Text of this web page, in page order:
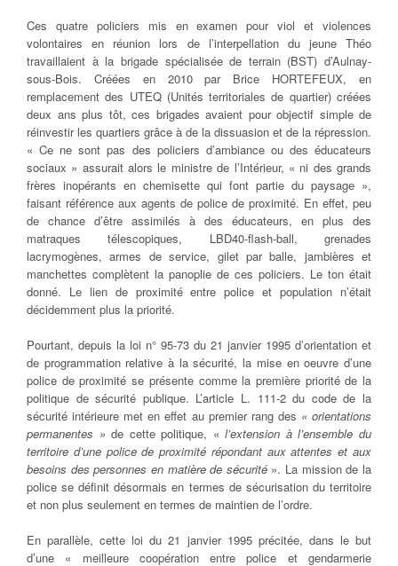
Ces quatre policiers mis en examen pour viol et violences
volontaires en réunion lors de l’interpellation du jeune Théo
travaillaient à la brigade spécialisée de terrain (BST) d’Aulnay-
sous-Bois. Créées en 2010 par Brice HORTEFEUX, en
remplacement des UTEQ (Unités territoriales de quartier) créées
deux ans plus tôt, ces brigades avaient pour objectif simple de
réinvestir les quartiers grâce à de la dissuasion et de la répression.
« Ce ne sont pas des policiers d’ambiance ou des éducateurs
sociaux » assurait alors le ministre de l’Intérieur, « ni des grands
frères inopérants en chemisette qui font partie du paysage »,
faisant référence aux agents de police de proximité. En effet, peu
de chance d’être assimilés à des éducateurs, en plus des
matraques télescopiques, LBD40-flash-ball, grenades
lacrymogènes, armes de service, gilet par balle, jambières et
manchettes complètent la panoplie de ces policiers. Le ton était
donné. Le lien de proximité entre police et population n’était
décidemment plus la priorité.
Pourtant, depuis la loi n° 95-73 du 21 janvier 1995 d’orientation et
de programmation relative à la sécurité, la mise en oeuvre d’une
police de proximité se présente comme la première priorité de la
politique de sécurité publique. L’article L. 111-2 du code de la
sécurité intérieure met en effet au premier rang des « orientations
permanentes » de cette politique, «l’extension à l’ensemble du
territoire d’une police de proximité répondant aux attentes et aux
besoins des personnes en matière de sécurité». La mission de la
police se définit désormais en termes de sécurisation du territoire
et non plus seulement en termes de maintien de l’ordre.
En parallèle, cette loi du 21 janvier 1995 précitée, dans le but
d’une « meilleure coopération entre police et gendarmerie